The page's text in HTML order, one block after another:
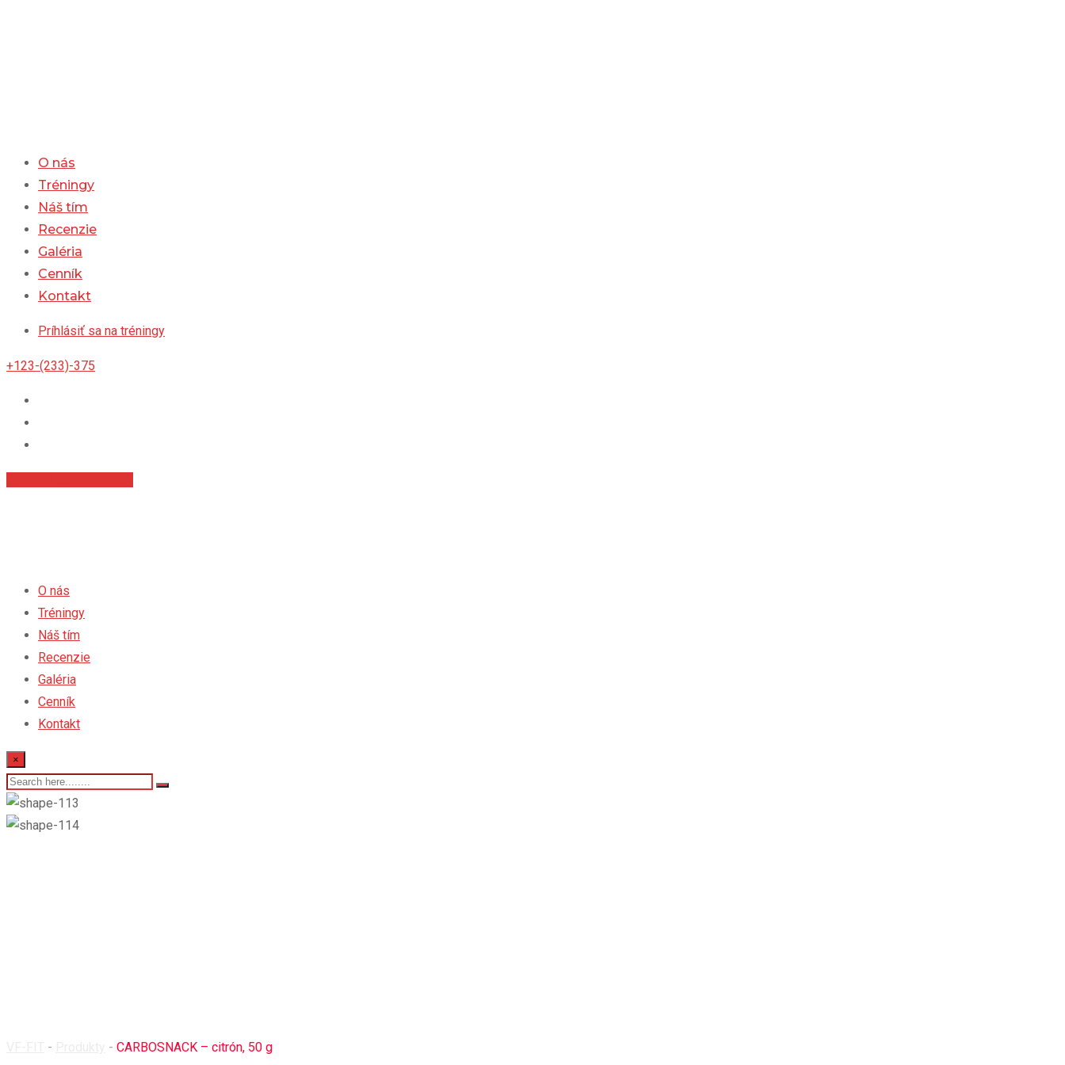
O nás
Tréningy
Náš tím
Recenzie
Galéria
Cenník
Kontakt
Príhlásiť sa na tréningy
+123-(233)-375
O nás
Tréningy
Náš tím
Recenzie
Galéria
Cenník
Kontakt
×
- - CARBOSNACK – citrón, 50 g